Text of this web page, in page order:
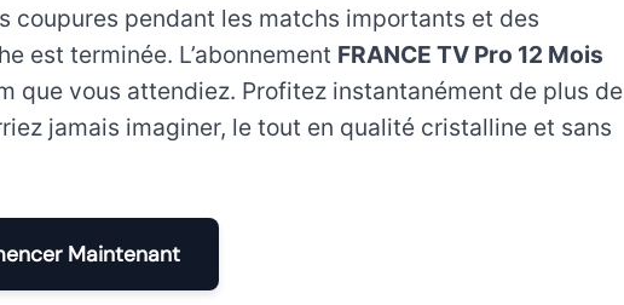
coupures pendant les matchs importants et des
est terminée. L’abonnement FRANCE TV Pro 12 Mois
que vous attendiez. Profitez instantanément de plus de
jamais imaginer, le tout en qualité cristalline et sans
Maintenant